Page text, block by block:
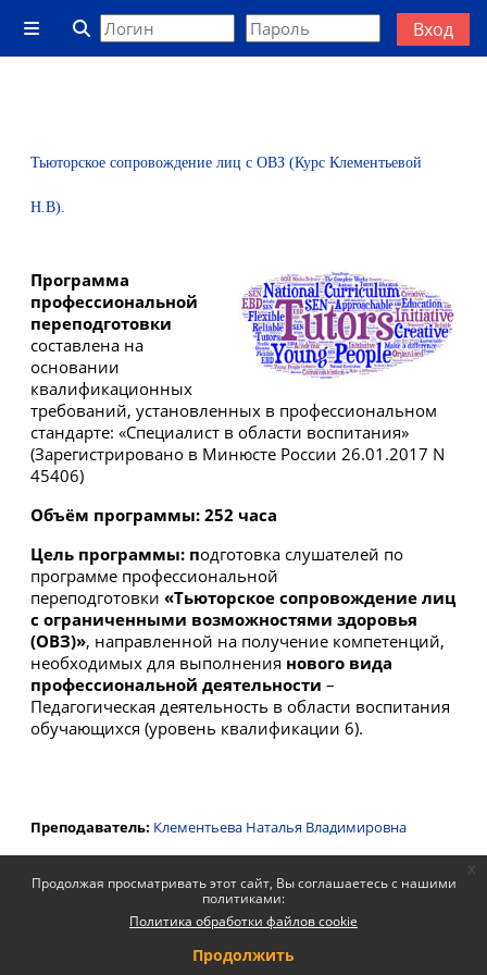
Перейти к основному содержанию
Продолжая просматривать этот сайт, Вы соглашаетесь с нашими
политиками:
Политика обработки файлов cookie
Продолжить
Боковая панель
Изменить данные поисковой строки
Вход
Тьюторское сопровождение лиц с ОВЗ (Курс Клементьевой
Н.В).
Программа
профессиональной
переподготовки
составлена на
основании
квалификационных
требований, установленных в профессиональном
стандарте: «Специалист в области воспитания»
(Зарегистрировано в Минюсте России 26.01.2017 N
45406)
Объём программы: 252 часа
Цель программы: подготовка слушателей по
программе профессиональной
переподготовки «Тьюторское сопровождение лиц
с ограниченными возможностями здоровья
(ОВЗ)», направленной на получение компетенций,
необходимых для выполнения нового вида
профессиональной деятельности –
Педагогическая деятельность в области воспитания
обучающихся (уровень квалификации 6).
Преподаватель: Клементьева Наталья Владимировна